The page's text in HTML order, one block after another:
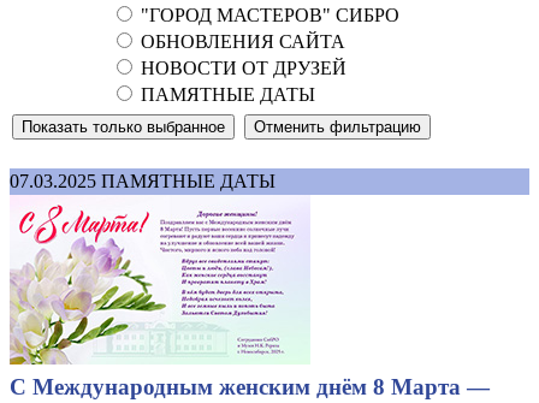
"ГОРОД МАСТЕРОВ" СИБРО
ОБНОВЛЕНИЯ САЙТА
НОВОСТИ ОТ ДРУЗЕЙ
ПАМЯТНЫЕ ДАТЫ
07.03.2025 ПАМЯТНЫЕ ДАТЫ
С Международным женским днём 8 Марта —